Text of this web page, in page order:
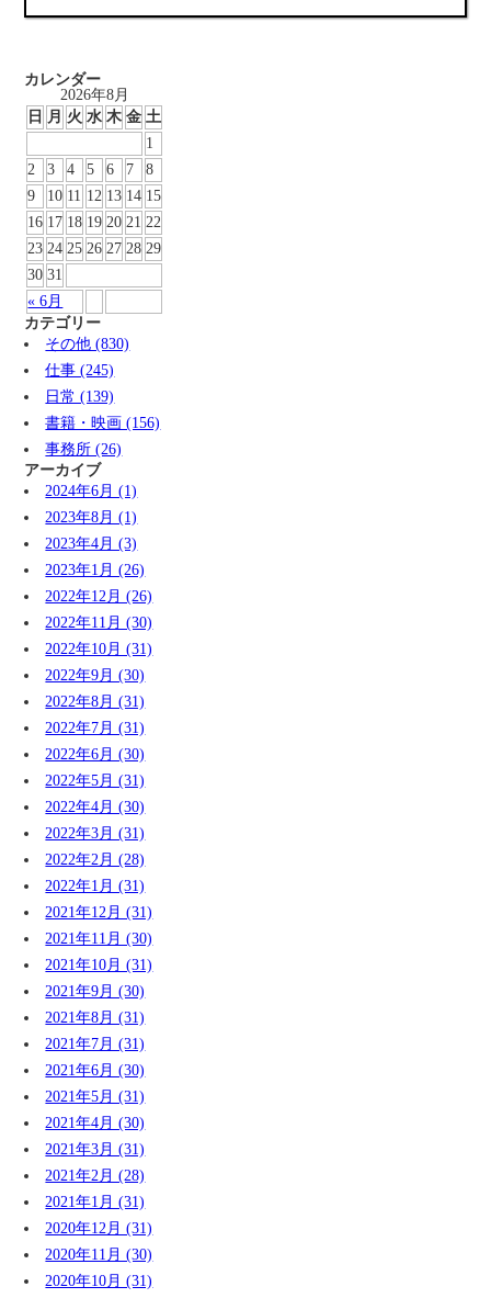
カレンダー
2026年8月
日 月 火 水 木 金 土
« 6月
1
2
3 4 5 6 7
8
9
10 11 12 13 14 15
16 17 18 19 20 21 22
23 24 25 26 27 28 29
30 31
カテゴリー
その他 (830)
仕事 (245)
日常 (139)
書籍・映画 (156)
事務所 (26)
アーカイブ
2024年6月 (1)
2023年8月 (1)
2023年4月 (3)
2023年1月 (26)
2022年12月 (26)
2022年11月 (30)
2022年10月 (31)
2022年9月 (30)
2022年8月 (31)
2022年7月 (31)
2022年6月 (30)
2022年5月 (31)
2022年4月 (30)
2022年3月 (31)
2022年2月 (28)
2022年1月 (31)
2021年12月 (31)
2021年11月 (30)
2021年10月 (31)
2021年9月 (30)
2021年8月 (31)
2021年7月 (31)
2021年6月 (30)
2021年5月 (31)
2021年4月 (30)
2021年3月 (31)
2021年2月 (28)
2021年1月 (31)
2020年12月 (31)
2020年11月 (30)
2020年10月 (31)